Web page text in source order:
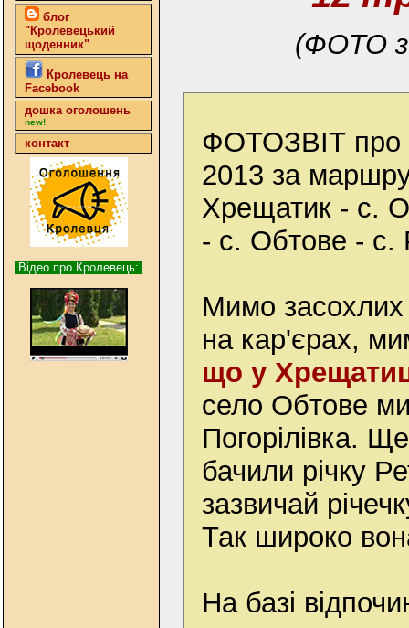
блог
"Кролевецький
щоденник"
Кролевець на
Facebook
дошка оголошень
new!
контакт
Відео про Кролевець:
(ФОТО
ФОТОЗВІТ про
2013 за
Хрещатик - с.
- с. Обтове - с.
Мимо
на кар'єрах,
що у
село Обтове
Погорілівка.
бачили річку
зазвичай
Так широко
На базі